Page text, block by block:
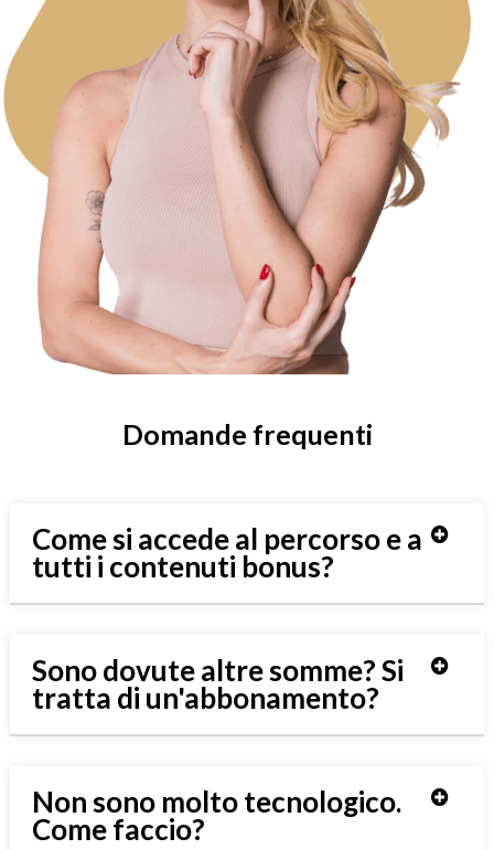
Domande frequenti
Come si accede al percorso e a
tutti i contenuti bonus?
Sono dovute altre somme? Si
tratta di un'abbonamento?
Non sono molto tecnologico.
Come faccio?